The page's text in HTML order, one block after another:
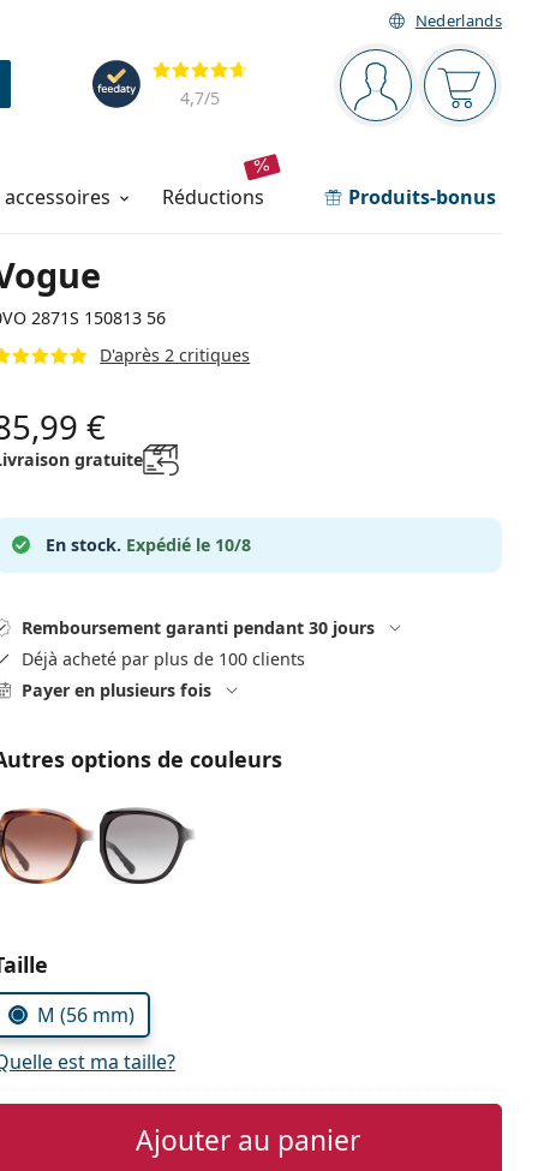
Nederlands
Barre de navigation
Vous êtesVotre
Évaluation
4,7/5
réductions Produits-bonus
2871S 150813 56
D'après 2 critiques
€
gratuite
En stock. Expédié le 10/8
Remboursement garanti pendant 30 jours
Déjà acheté par plus de 100 clients
Payer en plusieurs fois
options de couleurs
les paramètres
M (56 mm)
est ma taille?
Ajouter au panier